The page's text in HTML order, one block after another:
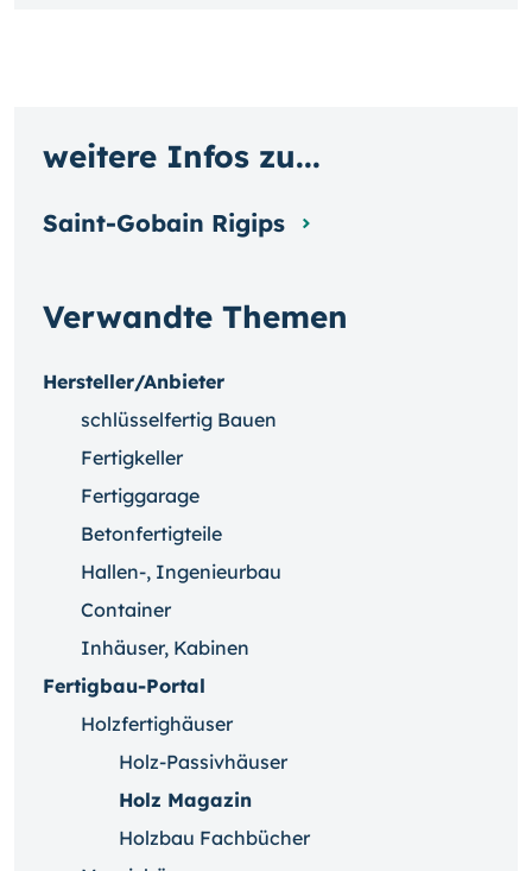
Verwandte Themen
Hersteller/Anbieter
schlüsselfertig Bauen
Fertigkeller
Fertiggarage
Betonfertigteile
Hallen-, Ingenieurbau
Container
Inhäuser, Kabinen
Fertigbau-Portal
Holzfertighäuser
Holz-Passivhäuser
Holz Magazin
Holzbau Fachbücher
weitere Infos zu...
Saint-Gobain Rigips